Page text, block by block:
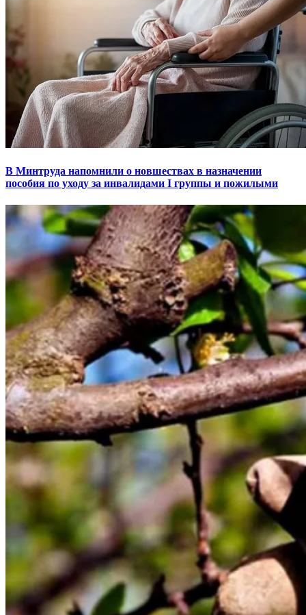
В Минтруда напомнили о новшествах в назначении
пособия по уходу за инвалидами I группы и пожилыми